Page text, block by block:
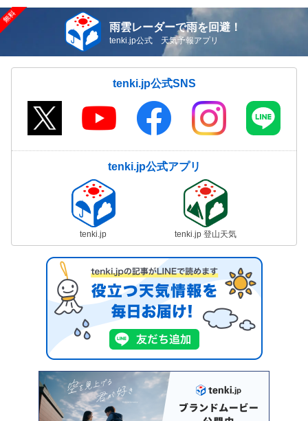
雨雲レーダーで雨を回避！
tenki.jp公式 天気予報アプリ
tenki.jp公式SNS
tenki.jp公式アプリ
tenki.jp tenki.jp 登山天気